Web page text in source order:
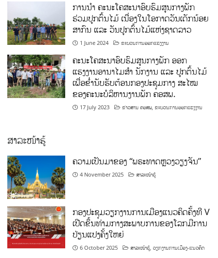
ການນໍາ ຄະນະໂຄສະນາອົບຮົມສູນກາງພັກ
ຮ່ວມປູກຕົ້ນໄມ້ ເນື່ອງໃນໂອກາດວັນເດັກນ້ອຍ
ສາກົນ ແລະ ວັນປູກຕົ້ນໄມ້ແຫ່ງຊາດລາວ
1 June 2024 ຂະບວນການອອກແຮງງານ
ຄະນະໂຄສະນາອົບຮົມສູນກາງພັກ ອອກ
ແຮງງານອານາໄມສໍາ ນັກງານ ແລະ ປູກຕົ້ນໄມ້
ເພື່ອຂໍ່ານັບຮັບຕ້ອນກອງປະຊຸມກາງ ສະໄໝ
ຂອງຄະນະບໍລິຫານງານພັກ ຄອສພ.
17 July 2023 ຂ່າວສານ ຄອສພ ,ຂະບວນການອອກແຮງງານ
ສາລະໜ້າຮູ້
ຄວາມເປັນມາຂອງ “ພຣະທາດຫຼວງວຽງຈັນ”
4 November 2025 ສາລະໜ້າຮູ້
ກອງປະຊຸມວຽກງານການເມືອງແນວຄິດຄັ້ງທີ V
ເປີດຂຶ້ນທ່າມກາງສະພາບການຂອງໂລກມີການ
ປ່ຽນແປງຄັ້ງໃຫຍ່
6 October 2025 ສາລະໜ້າຮູ້ ,ວຽກງານການເມືອງ-ແນວຄິດ